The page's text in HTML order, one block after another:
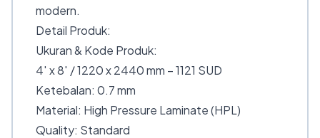
modern.
Detail Produk:
Ukuran & Kode Produk:
4′ x 8′ / 1220 x 2440 mm – 1121 SUD
Ketebalan: 0.7 mm
Material: High Pressure Laminate (HPL)
Quality: Standard